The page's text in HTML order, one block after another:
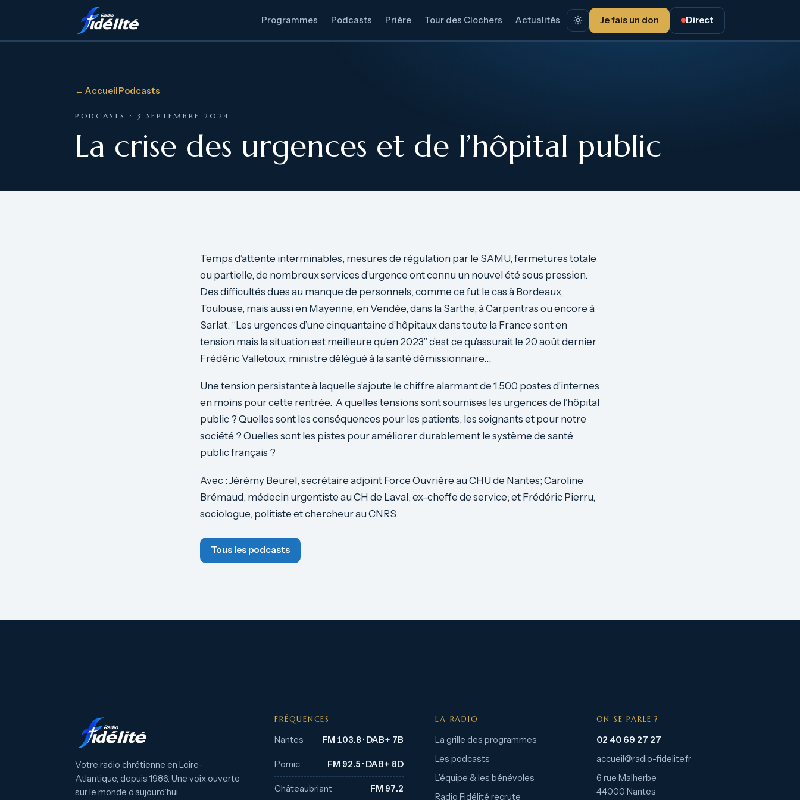
Programmes Podcasts Prière Tour des Clochers Actualités Je fais un don Direct
← Accueil·Podcasts
PODCASTS · 3 SEPTEMBRE 2024
La crise des urgences et de l’hôpital public
Temps d’attente interminables, mesures de régulation par le SAMU, fermetures totale
ou partielle, de nombreux services d’urgence ont connu un nouvel été sous pression.
Des difficultés dues au manque de personnels, comme ce fut le cas à Bordeaux,
Toulouse, mais aussi en Mayenne, en Vendée, dans la Sarthe, à Carpentras ou encore à
Sarlat. “Les urgences d’une cinquantaine d’hôpitaux dans toute la France sont en
tension mais la situation est meilleure qu’en 2023” c’est ce qu’assurait le 20 août dernier
Frédéric Valletoux, ministre délégué à la santé démissionnaire…
Une tension persistante à laquelle s’ajoute le chiffre alarmant de 1.500 postes d’internes
en moins pour cette rentrée. A quelles tensions sont soumises les urgences de l’hôpital
public ? Quelles sont les conséquences pour les patients, les soignants et pour notre
société ? Quelles sont les pistes pour améliorer durablement le système de santé
public français ?
Avec : Jérémy Beurel, secrétaire adjoint Force Ouvrière au CHU de Nantes; Caroline
Brémaud, médecin urgentiste au CH de Laval, ex-cheffe de service; et Frédéric Pierru,
sociologue, politiste et chercheur au CNRS
Tous les podcasts
Votre radio chrétienne en Loire-
Atlantique, depuis 1986. Une voix ouverte
sur le monde d’aujourd’hui.
FRÉQUENCES
Nantes FM 103.8 · DAB+ 7B
Pornic FM 92.5 · DAB+ 8D
Châteaubriant FM 97.2
LA RADIO
La grille des programmes
Les podcasts
L’équipe & les bénévoles
Radio Fidélité recrute
ON SE PARLE ?
02 40 69 27 27
accueil@radio-fidelite.fr
6 rue Malherbe
44000 Nantes